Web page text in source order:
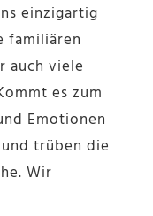
einzigartig
familiären
auch viele
es zum
Emotionen
trüben die
Wir